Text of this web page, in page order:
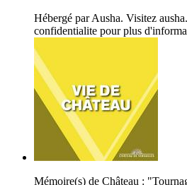
Hébergé par Ausha. Visitez
confidentialite pour plus
Mémoire(s) de Château :